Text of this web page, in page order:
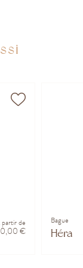
de
€
Bague
Héra